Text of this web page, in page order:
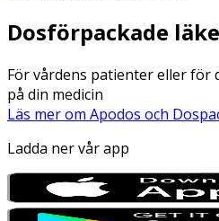
Dosförpackade
För vårdens patienter eller för
på din medicin
Läs mer om Apodos och
Ladda ner vår app